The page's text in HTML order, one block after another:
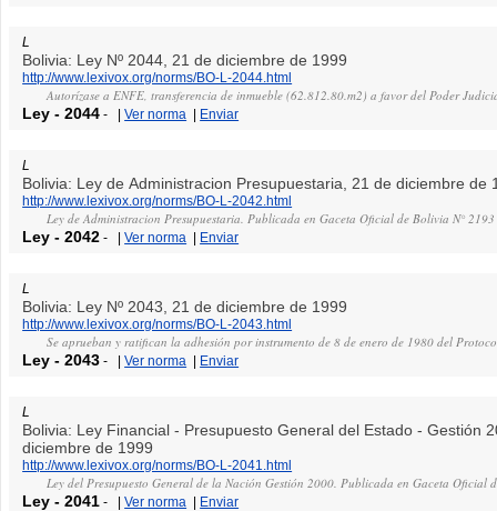
L
Bolivia: Ley Nº 2044, 21 de diciembre de 1999
http://www.lexivox.org/norms/BO-L-2044.html
Autorízase a ENFE, transferencia de inmueble (62.812.80.m2) a favor del Poder
Ley -2044 - |Ver norma | Enviar
L
Bolivia: Ley de Administracion Presupuestaria, 21 de diciembre de
http://www.lexivox.org/norms/BO-L-2042.html
Ley de Administracion Presupuestaria. Publicada en Gaceta Oficial de Bolivia N° 2193
Ley -2042 - |Ver norma | Enviar
L
Bolivia: Ley Nº 2043, 21 de diciembre de 1999
http://www.lexivox.org/norms/BO-L-2043.html
Se aprueban y ratifican la adhesión por instrumento de 8 de enero de 1980 del
Ley -2043 - |Ver norma | Enviar
L
Bolivia: Ley Financial - Presupuesto General del Estado - Gestión
diciembre de 1999
http://www.lexivox.org/norms/BO-L-2041.html
Ley del Presupuesto General de la Nación Gestión 2000. Publicada en Gaceta Oficial
Ley -2041 - |Ver norma | Enviar